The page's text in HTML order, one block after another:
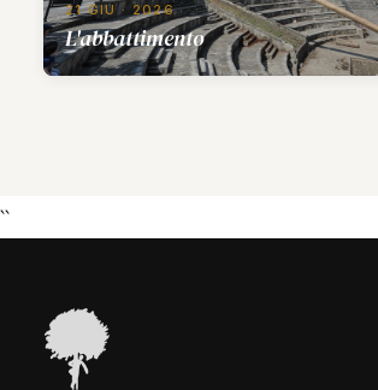
21 GIU · 2026
L'abbattimento
``